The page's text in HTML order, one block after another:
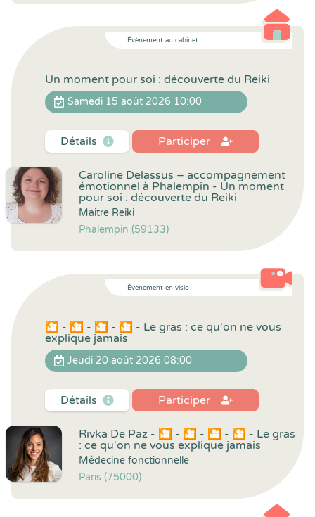
Évènement au cabinet
Un moment pour soi : découverte du Reiki
Samedi 15 août 2026 10:00
Détails Participer
Caroline Delassus – accompagnement
émotionnel à Phalempin - Un moment
pour soi : découverte du Reiki
Maitre Reiki
Phalempin (59133)
Évènement en visio
🎦 - 🎦 - 🎦 - 🎦 - Le gras : ce qu'on ne vous
explique jamais
Jeudi 20 août 2026 08:00
Détails Participer
Rivka De Paz - 🎦 - 🎦 - 🎦 - 🎦 - Le gras
: ce qu'on ne vous explique jamais
Médecine fonctionnelle
Paris (75000)